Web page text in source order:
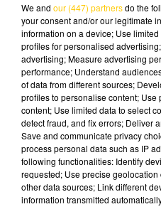
19 mai 2025 - 4 min 6 sec
L'INFO DE LA
08H29
Ecoutez sur Totem
dans le Nord du Lot et le
reportages de nos
We and our (447) partnersdo the
your consent and/or our legitimate
information on a device; Use
profiles for personalised
advertising; Measure advertising
performance; Understand
of data from different sources;
profiles to personalise content;
content; Use limited data to select
detect fraud, and fix errors; Deliver
Save and communicate privacy
process personal data such as IP
following functionalities: Identify
requested; Use precise
other data sources; Link different
information transmitted